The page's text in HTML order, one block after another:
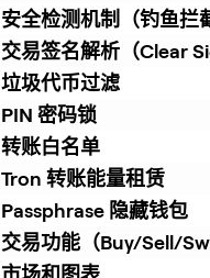
安全检测机制（钓鱼拦
交易签名解析（Clear
垃圾代币过滤
PIN 密码锁
转账白名单
Tron 转账能量租赁
Passphrase 隐藏钱包
交易功能（Buy/Sell/